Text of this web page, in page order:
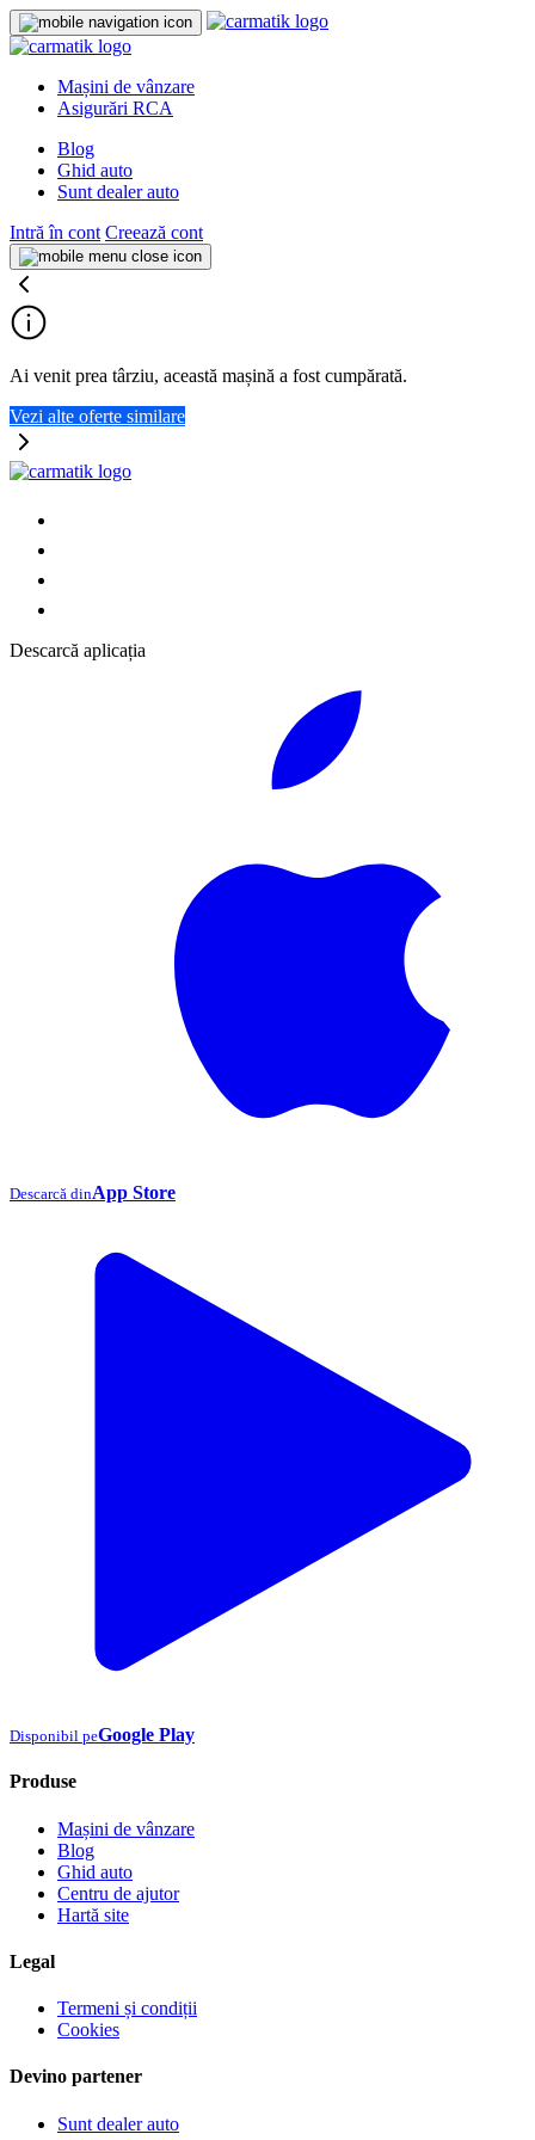
Mașini de vânzare
Asigurări RCA
Blog
Ghid auto
Sunt dealer auto
Intră în cont Creează cont
Ai venit prea târziu, această mașină a fost cumpărată.
Vezi alte oferte similare
Descarcă aplicația
Descarcă dinApp Store
Disponibil peGoogle Play
Produse
Mașini de vânzare
Blog
Ghid auto
Centru de ajutor
Hartă site
Legal
Termeni și condiții
Cookies
Devino partener
Sunt dealer auto